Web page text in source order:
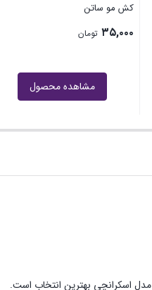
کش مو ساتن
۳۵,۰۰۰ تومان
مشاهده محصول
مدل اسکرانچی بهترین انتخاب است.